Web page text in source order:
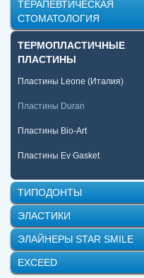
ТЕРАПЕВТИЧЕСКАЯ
СТОМАТОЛОГИЯ
ТЕРМОПЛАСТИЧНЫЕ
ПЛАСТИНЫ
Пластины Leone (Италия)
Пластины Duran
Пластины Bio-Art
Пластины Ev Gasket
ТИПОДОНТЫ
ЭЛАСТИКИ
ЭЛАЙНЕРЫ STAR SMILE
EXCEED